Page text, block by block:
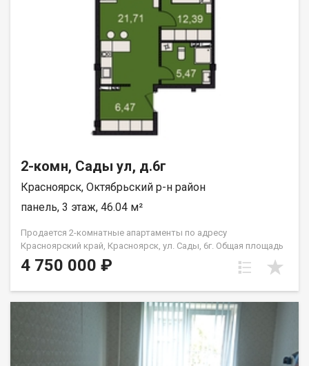
2-комн, Сады ул, д.6г
Красноярск, Октябрьский р-н район
панель, 3 этаж, 46.04 м²
Продается 2-комнатные апартаменты по адресу
Красноярский край, Красноярск, ул. Сады, 6г. Общая площадь
квартиры — 46,04 кв.м., Апартаменты предлагаются как
универсальный вид недвижимости: - для собственного
бизнеса. В экологически чистом районе. Возможна ипотека.
4 750 000 ₽